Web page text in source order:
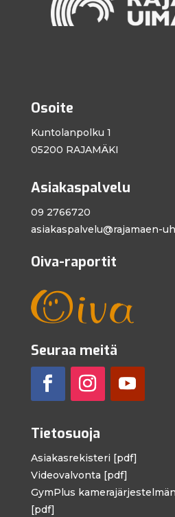
Osoite
Kuntolanpolku 1
05200 RAJAMÄKI
Asiakaspalvelu
09 2766720
asiakaspalvelu@rajamaen-
Oiva-raportit
Seuraa meitä
Tietosuoja
Asiakasrekisteri [pdf]
Videovalvonta [pdf]
GymPlus
[pdf]